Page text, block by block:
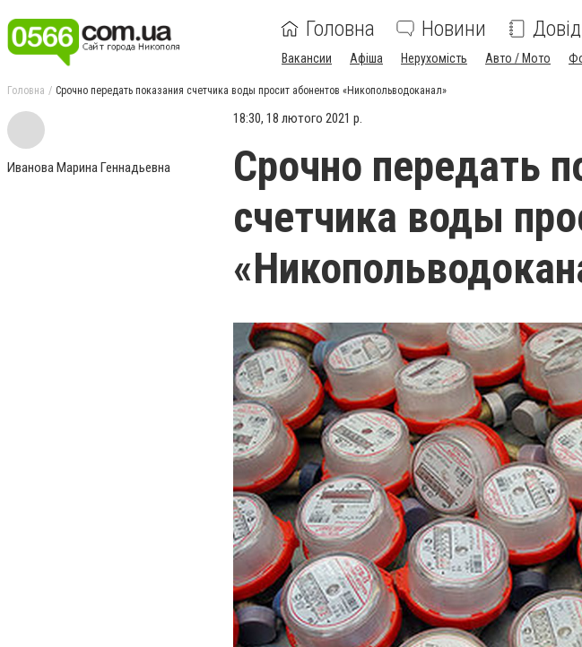
Головна Новини
Вакансии Афіша Нерухомість Авто / Мото
Головна Срочно передать показания счетчика воды просит абонентов «Никопольводоканал»
Иванова Марина Геннадьевна
18:30, 18 лютого 2021 р.
Срочно передать
счетчика воды